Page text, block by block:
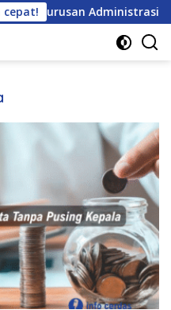
cepat!Jurusan Administrasi